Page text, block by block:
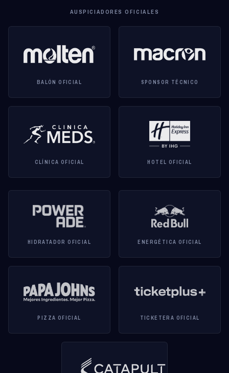
AUSPICIADORES OFICIALES
BALÓN OFICIAL SPONSOR TÉCNICO
CLÍNICA OFICIAL HOTEL OFICIAL
HIDRATADOR OFICIAL ENERGÉTICA OFICIAL
PIZZA OFICIAL TICKETERA OFICIAL